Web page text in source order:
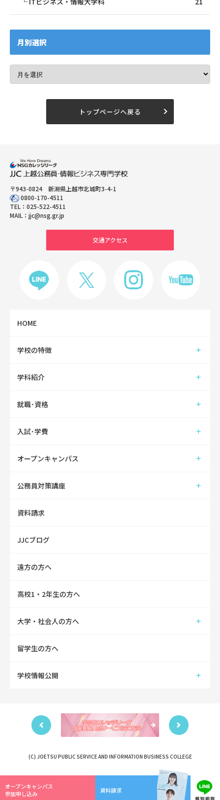
月別選択
トップページへ戻る
〒943-0824 新潟県上越市北城町3-4-1
0800-170-4511
TEL： 025-522-4511
MAIL： jjc@nsg.gr.jp
交通アクセス
HOME
学校の特徴
学科紹介
就職･資格
入試･学費
オープンキャンパス
公務員対策講座
資料請求
JJCブログ
遠方の方へ
高校1・2年生の方へ
大学・社会人の方へ
留学生の方へ
学校情報公開
(C) JOETSU PUBLIC SERVICE AND INFORMATION BUSINESS COLLEGE
オープンキャンパス
参加申し込み
資料請求